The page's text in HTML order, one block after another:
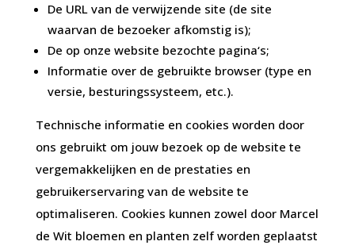
De URL van de verwijzende site (de site
waarvan de bezoeker afkomstig is);
De op onze website bezochte pagina‘s;
Informatie over de gebruikte browser (type en
versie, besturingssysteem, etc.).
Technische informatie en cookies worden door
ons gebruikt om jouw bezoek op de website te
vergemakkelijken en de prestaties en
gebruikerservaring van de website te
optimaliseren. Cookies kunnen zowel door Marcel
de Wit bloemen en planten zelf worden geplaatst